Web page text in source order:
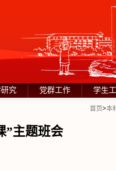
究 党群工作 学生
首页>本
”主题班会